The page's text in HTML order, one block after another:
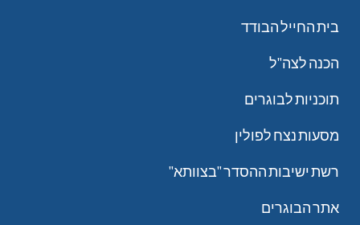
בית החייל הבודד
הכנה לצה"ל
תוכניות לבוגרים
מסעות נצח לפולין
רשת ישיבות ההסדר "בצוותא"
אתר הבוגרים